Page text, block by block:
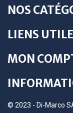
NOS
LIENS
MON
© 2023 - Di-Marco